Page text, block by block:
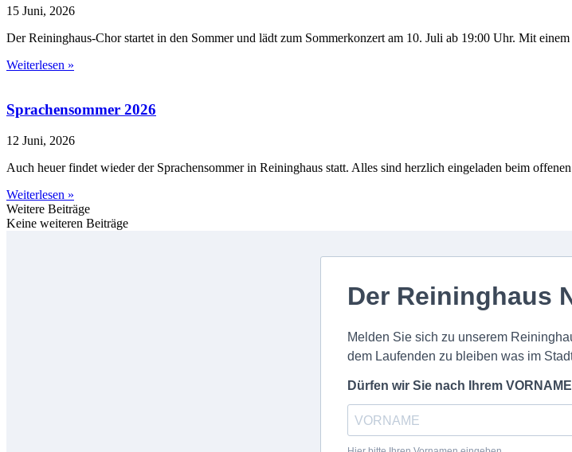
15 Juni, 2026
Der Reininghaus-Chor startet in den Sommer und lädt zum Sommerkonzert am 10. Juli ab 19:00 Uhr. Mit
Weiterlesen »
Sprachensommer 2026
12 Juni, 2026
Auch heuer findet wieder der Sprachensommer in Reininghaus statt. Alles sind herzlich eingeladen beim
Weiterlesen »
Weitere Beiträge
Keine weiteren Beiträge
Der Reininghaus
Melden Sie sich zu unserem
dem Laufenden zu bleiben was im
Dürfen wir Sie nach Ihrem